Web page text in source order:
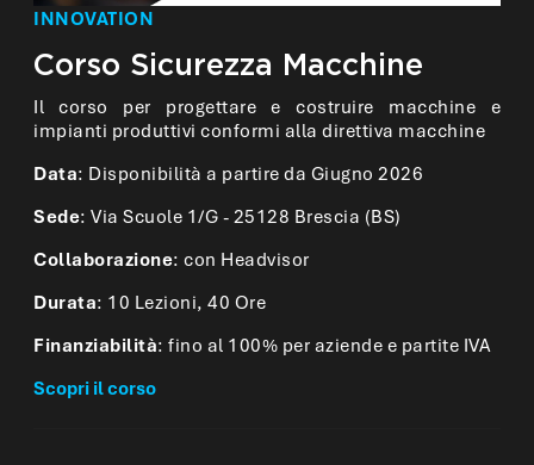
INNOVATION
Corso Sicurezza Macchine
Il corso per progettare e costruire macchine e
impianti produttivi conformi alla direttiva macchine
Data: Disponibilità a partire da Giugno 2026
Sede: Via Scuole 1/G - 25128 Brescia (BS)
Collaborazione: con Headvisor
Durata: 10 Lezioni, 40 Ore
Finanziabilità: fino al 100% per aziende e partite IVA
Scopri il corso